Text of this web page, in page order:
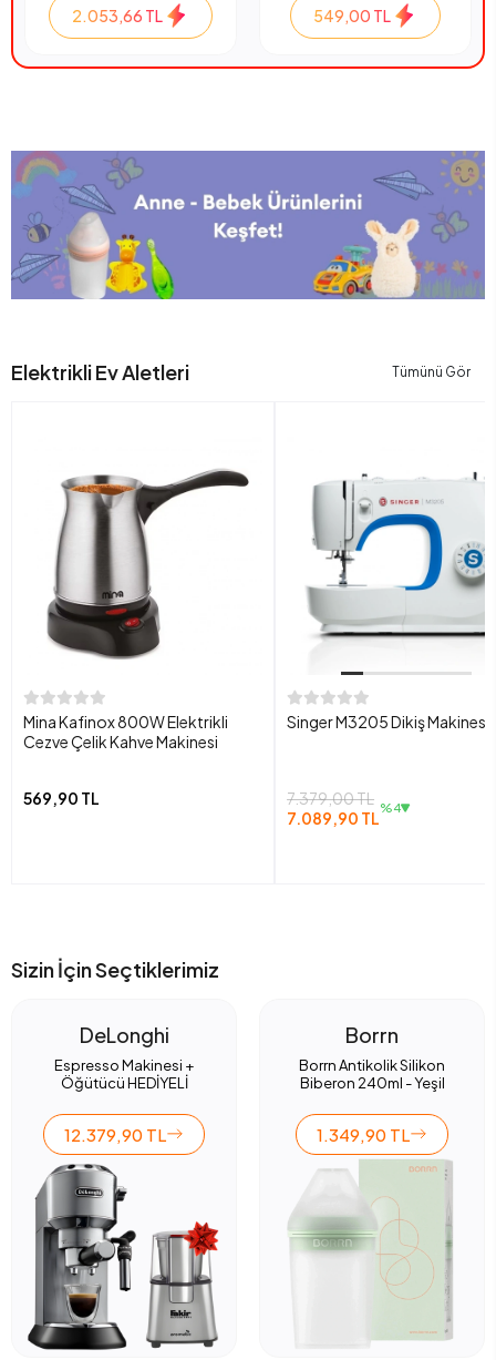
2.053,66 TL 549,00 TL
Elektrikli Ev Aletleri Tümünü Gör
Mina Kafinox 800W Elektrikli
Cezve Çelik Kahve Makinesi
569,90 TL
Singer M3205 Dikiş Makinesi
7.379,00 TL
7.089,90 TL %4
Sizin İçin Seçtiklerimiz
DeLonghi
Espresso Makinesi +
Öğütücü HEDİYELİ
12.379,90 TL
Borrn
Borrn Antikolik Silikon
Biberon 240ml - Yeşil
1.349,90 TL